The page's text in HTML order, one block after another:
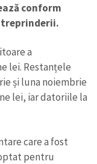
conform
a
lei. Restanțele
și luna noiembrie
lei, iar datoriile la
care a fost
pentru